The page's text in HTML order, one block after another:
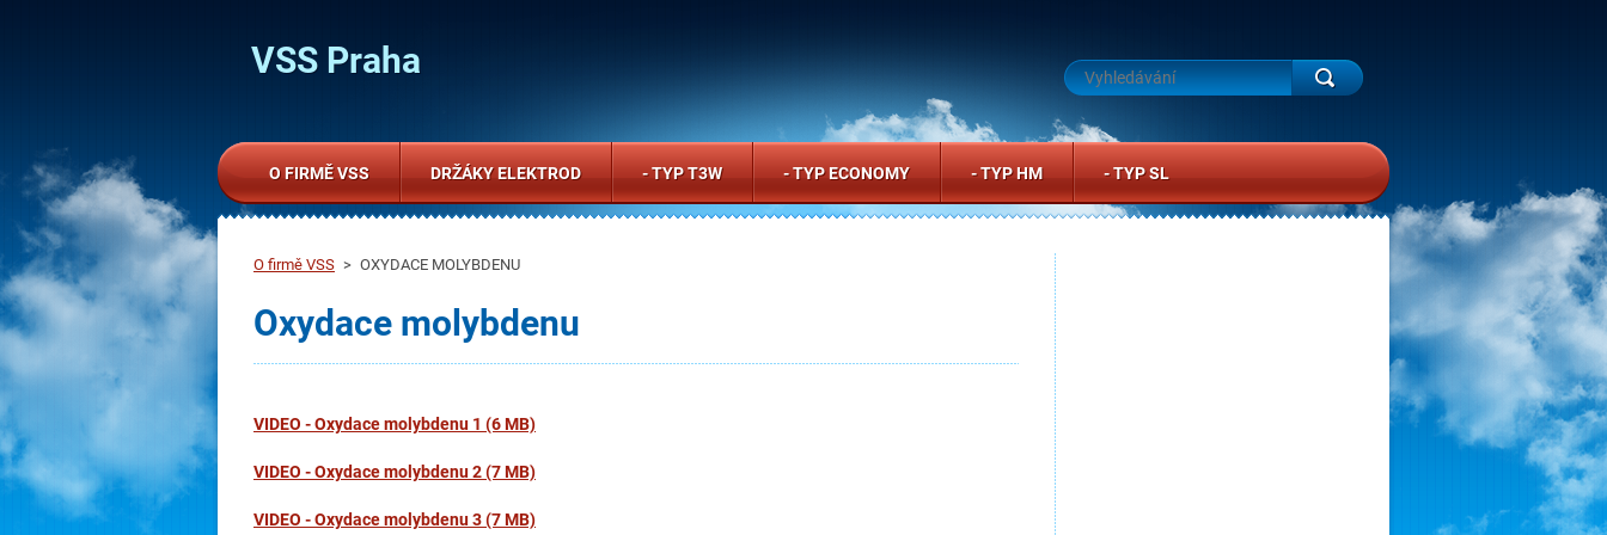
VSS Praha
O firmě VSS > OXYDACE MOLYBDENU
Oxydace molybdenu
VIDEO - Oxydace molybdenu 1 (6 MB)
VIDEO - Oxydace molybdenu 2 (7 MB)
VIDEO - Oxydace molybdenu 3 (7 MB)
O FIRMĚ VSS DRŽÁKY ELEKTROD - TYP T3W - TYP ECONOMY - TYP HM - TYP SL